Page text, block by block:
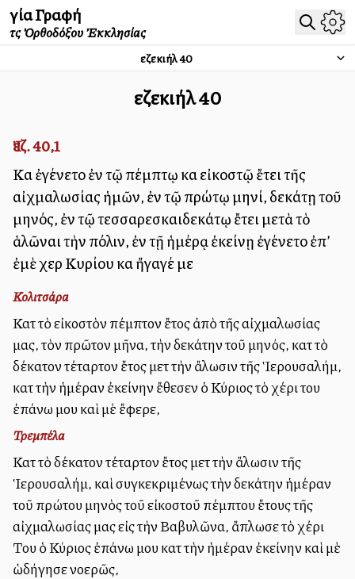
Ἁγία Γραφή
τῆς Ὀρθοδόξου Ἐκκλησίας
Ἰεζεκιήλ40
Ἰεζεκιήλ40
Ἰεζ. 40,1
Καὶ ἐγένετο ἐν τῷ πέμπτῳ καὶ εἰκοστῷ ἔτει τῆς
αἰχμαλωσίας ἡμῶν, ἐν τῷ πρώτῳ μηνί, δεκάτῃ τοῦ
μηνός, ἐν τῷ τεσσαρεσκαιδεκάτῳ ἔτει μετὰ τὸ
ἁλῶναι τὴν πόλιν, ἐν τῇ ἡμέρᾳ ἐκείνῃ ἐγένετο ἐπ’
ἐμὲ χεὶρ Κυρίου καὶ ἤγαγέ με
Κολιτσάρα
Κατὰ τὸ εἰκοστὸν πέμπτον ἔτος ἀπὸ τῆς αἰχμαλωσίας
μας, τὸν πρῶτον μῆνα, τὴν δεκάτην τοῦ μηνός, κατὰ τὸ
δέκατον τέταρτον ἔτος μετὰ τὴν ἄλωσιν τῆς Ἱερουσαλήμ,
κατὰ τὴν ἡμέραν ἐκείνην ἔθεσεν ὁ Κύριος τὸ χέρι του
ἐπάνω μου καὶ μὲ ἔφερε,
Τρεμπέλα
Κατὰ τὸ δέκατον τέταρτον ἔτος μετὰ τὴν ἅλωσιν τῆς
Ἱερουσαλήμ, καὶ συγκεκριμένως τὴν δεκάτην ἡμέραν
τοῦ πρώτου μηνὸς τοῦ εἰκοστοῦ πέμπτου ἔτους τῆς
αἰχμαλωσίας μας εἰς τὴν Βαβυλῶνα, ἄπλωσε τὸ χέρι
Του ὁ Κύριος ἐπάνω μου κατὰ τὴν ἡμέραν ἐκείνην καὶ μὲ
ὡδήγησε νοερῶς,